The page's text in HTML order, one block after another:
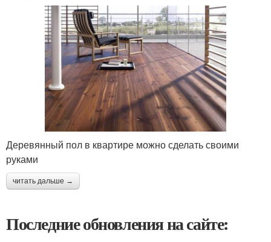
Деревянный пол в квартире можно сделать своими
руками
читать дальше →
Последние обновления на сайте: